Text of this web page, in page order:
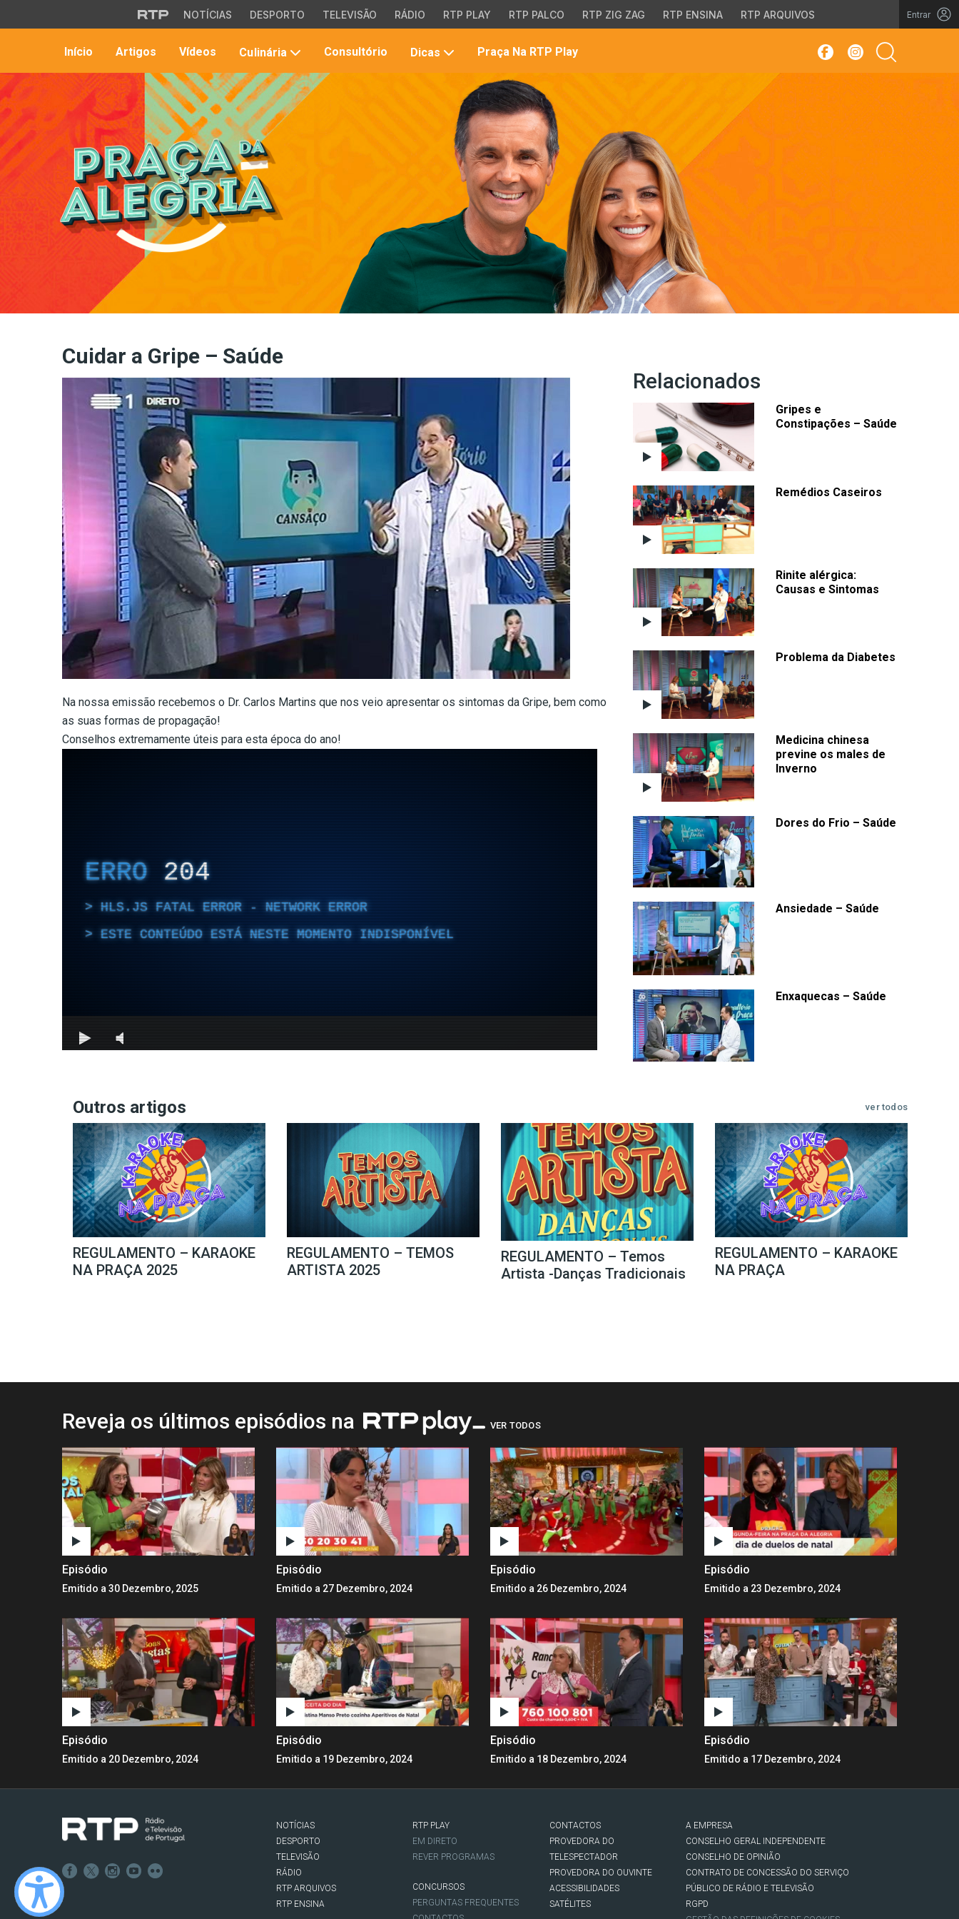
Saltar para o conteúdo principal
NOTÍCIAS DESPORTO TELEVISÃO RÁDIO RTP PLAY RTP PALCO RTP ZIG ZAG RTP ENSINA RTP ARQUIVOS Entrar
Início Artigos Vídeos Culinária Consultório Dicas Praça Na RTP Play
site
Cuidar a Gripe – Saúde
Na nossa emissão recebemos o Dr. Carlos Martins que nos veio apresentar os sintomas da Gripe, bem como
as suas formas de propagação!
Conselhos extremamente úteis para esta época do ano!
Relacionados
Gripes e
Constipações – Saúde
Remédios Caseiros
Rinite alérgica:
Causas e Sintomas
Problema da Diabetes
Medicina chinesa
previne os males de
Inverno
Dores do Frio – Saúde
Ansiedade – Saúde
Enxaquecas – Saúde
Outros artigos ver todos
REGULAMENTO – KARAOKE
NA PRAÇA 2025
REGULAMENTO – TEMOS
ARTISTA 2025
REGULAMENTO – Temos
Artista -Danças Tradicionais
REGULAMENTO – KARAOKE
NA PRAÇA
Reveja os últimos episódios na VER TODOS
Episódio
Emitido a 30 Dezembro, 2025
Episódio
Emitido a 27 Dezembro, 2024
Episódio
Emitido a 26 Dezembro, 2024
Episódio
Emitido a 23 Dezembro, 2024
Episódio
Emitido a 20 Dezembro, 2024
Episódio
Emitido a 19 Dezembro, 2024
Episódio
Emitido a 18 Dezembro, 2024
Episódio
Emitido a 17 Dezembro, 2024
NOTÍCIAS
DESPORTO
TELEVISÃO
RÁDIO
RTP ARQUIVOS
RTP ENSINA
RTP PLAY
EM DIRETO
REVER PROGRAMAS
CONCURSOS
PERGUNTAS FREQUENTES
CONTACTOS
PROVEDORA DO
TELESPECTADOR
PROVEDORA DO OUVINTE
ACESSIBILIDADES
SATÉLITES
A EMPRESA
CONSELHO GERAL INDEPENDENTE
CONSELHO DE OPINIÃO
CONTRATO DE CONCESSÃO DO SERVIÇO
PÚBLICO DE RÁDIO E TELEVISÃO
RGPD